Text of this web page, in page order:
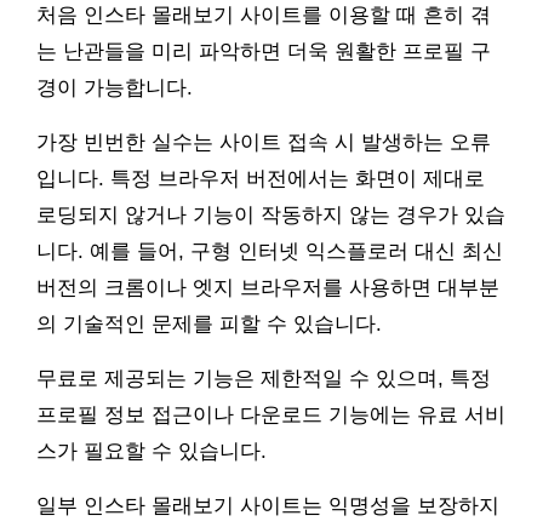
처음 인스타 몰래보기 사이트를 이용할 때 흔히 겪
는 난관들을 미리 파악하면 더욱 원활한 프로필 구
경이 가능합니다.
가장 빈번한 실수는 사이트 접속 시 발생하는 오류
입니다. 특정 브라우저 버전에서는 화면이 제대로
로딩되지 않거나 기능이 작동하지 않는 경우가 있습
니다. 예를 들어, 구형 인터넷 익스플로러 대신 최신
버전의 크롬이나 엣지 브라우저를 사용하면 대부분
의 기술적인 문제를 피할 수 있습니다.
무료로 제공되는 기능은 제한적일 수 있으며, 특정
프로필 정보 접근이나 다운로드 기능에는 유료 서비
스가 필요할 수 있습니다.
일부 인스타 몰래보기 사이트는 익명성을 보장하지